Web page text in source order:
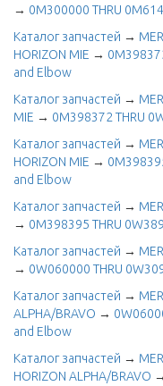
→ 0M300000 THRU
Каталог запчастей →
HORIZON MIE →
and Elbow
Каталог запчастей →
MIE → 0M398372 THRU
Каталог запчастей →
HORIZON MIE →
and Elbow
Каталог запчастей →
→ 0M398395 THRU
Каталог запчастей →
→ 0W060000 THRU
Каталог запчастей →
ALPHA/BRAVO →
and Elbow
Каталог запчастей →
HORIZON ALPHA/BRAVO →